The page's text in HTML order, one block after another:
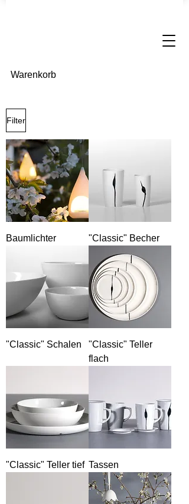
Warenkorb
Filter
Baumlichter "Classic" Becher
"Classic" Schalen
"Classic" Teller
flach
"Classic" Teller tief Tassen